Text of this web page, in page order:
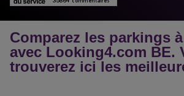
Comparez les parkings
avec Looking4.com BE.
trouverez ici les